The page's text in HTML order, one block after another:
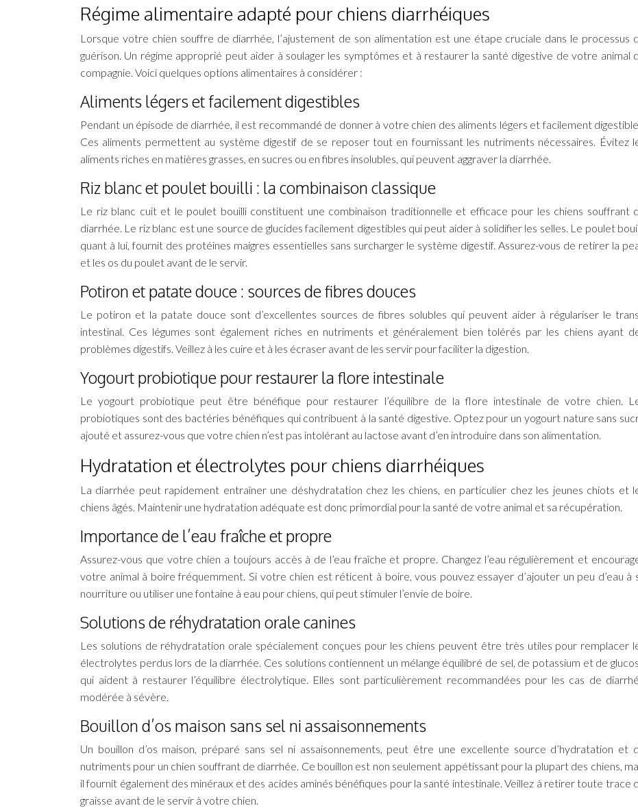
Régime alimentaire adapté pour chiens diarrhéiques
Lorsque votre chien souffre de diarrhée, l’ajustement de son alimentation est une étape cruciale dans le processus
guérison. Un régime approprié peut aider à soulager les symptômes et à restaurer la santé digestive de votre animal
compagnie. Voici quelques options alimentaires à considérer :
Aliments légers et facilement digestibles
Pendant un épisode de diarrhée, il est recommandé de donner à votre chien des aliments légers et facilement
Ces aliments permettent au système digestif de se reposer tout en fournissant les nutriments nécessaires. Évitez
aliments riches en matières grasses, en sucres ou en fibres insolubles, qui peuvent aggraver la diarrhée.
Riz blanc et poulet bouilli : la combinaison classique
Le riz blanc cuit et le poulet bouilli constituent une combinaison traditionnelle et efficace pour les chiens souffrant
diarrhée. Le riz blanc est une source de glucides facilement digestibles qui peut aider à solidifier les selles. Le poulet
quant à lui, fournit des protéines maigres essentielles sans surcharger le système digestif. Assurez-vous de retirer la
et les os du poulet avant de le servir.
Potiron et patate douce : sources de fibres douces
Le potiron et la patate douce sont d’excellentes sources de fibres solubles qui peuvent aider à régulariser le
intestinal. Ces légumes sont également riches en nutriments et généralement bien tolérés par les chiens ayant
problèmes digestifs. Veillez à les cuire et à les écraser avant de les servir pour faciliter la digestion.
Yogourt probiotique pour restaurer la flore intestinale
Le yogourt probiotique peut être bénéfique pour restaurer l’équilibre de la flore intestinale de votre chien.
probiotiques sont des bactéries bénéfiques qui contribuent à la santé digestive. Optez pour un yogourt nature sans
ajouté et assurez-vous que votre chien n’est pas intolérant au lactose avant d’en introduire dans son alimentation.
Hydratation et électrolytes pour chiens diarrhéiques
La diarrhée peut rapidement entraîner une déshydratation chez les chiens, en particulier chez les jeunes chiots et
chiens âgés. Maintenir une hydratation adéquate est donc primordial pour la santé de votre animal et sa récupération.
Importance de l’eau fraîche et propre
Assurez-vous que votre chien a toujours accès à de l’eau fraîche et propre. Changez l’eau régulièrement et
votre animal à boire fréquemment. Si votre chien est réticent à boire, vous pouvez essayer d’ajouter un peu d’eau à
nourriture ou utiliser une fontaine à eau pour chiens, qui peut stimuler l’envie de boire.
Solutions de réhydratation orale canines
Les solutions de réhydratation orale spécialement conçues pour les chiens peuvent être très utiles pour remplacer
électrolytes perdus lors de la diarrhée. Ces solutions contiennent un mélange équilibré de sel, de potassium et de
qui aident à restaurer l’équilibre électrolytique. Elles sont particulièrement recommandées pour les cas de
modérée à sévère.
Bouillon d’os maison sans sel ni assaisonnements
Un bouillon d’os maison, préparé sans sel ni assaisonnements, peut être une excellente source d’hydratation et
nutriments pour un chien souffrant de diarrhée. Ce bouillon est non seulement appétissant pour la plupart des chiens,
il fournit également des minéraux et des acides aminés bénéfiques pour la santé intestinale. Veillez à retirer toute trace
graisse avant de le servir à votre chien.